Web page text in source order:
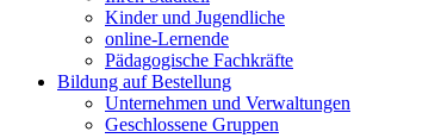
Kinder und Jugendliche
online-Lernende
Pädagogische Fachkräfte
Bildung auf Bestellung
Unternehmen und Verwaltungen
Geschlossene Gruppen